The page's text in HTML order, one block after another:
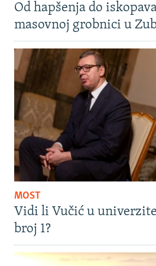
Od hapšenja do
masovnoj grobnici u
MOST
Vidi li Vučić u
broj 1?